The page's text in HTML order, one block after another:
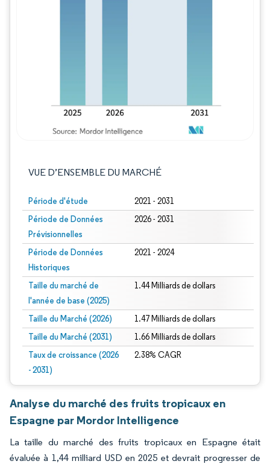
VUE D’ENSEMBLE DU MARCHÉ
Période d'étude 2021 - 2031
Période de Données
Prévisionnelles
2026 - 2031
Période de Données
Historiques
2021 - 2024
Taille du marché de
l'année de base (2025)
1.44 Milliards de dollars
Taille du Marché (2026) 1.47 Milliards de dollars
Taille du Marché (2031) 1.66 Milliards de dollars
Taux de croissance (2026
- 2031)
2.38% CAGR
Analyse du marché des fruits tropicaux en
Espagne par Mordor Intelligence
La taille du marché des fruits tropicaux en Espagne était
évaluée à 1,44 milliard USD en 2025 et devrait progresser de